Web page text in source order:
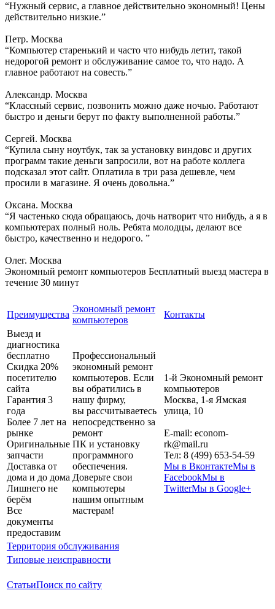
“Нужный сервис, а главное действительно экономный! Цены
действительно низкие.”
Петр. Москва
“Компьютер старенький и часто что нибудь летит, такой
недорогой ремонт и обслуживание самое то, что надо. А
главное работают на совесть.”
Александр. Москва
“Классный сервис, позвонить можно даже ночью. Работают
быстро и деньги берут по факту выполненной работы.”
Сергей. Москва
“Купила сыну ноутбук, так за установку виндовс и других
программ такие деньги запросили, вот на работе коллега
подсказал этот сайт. Оплатила в три раза дешевле, чем
просили в магазине. Я очень довольна.”
Оксана. Москва
“Я частенько сюда обращаюсь, дочь натворит что нибудь, а я в
компьютерах полный ноль. Ребята молодцы, делают все
быстро, качественно и недорого. ”
Олег. Москва
Экономный ремонт компьютеров Бесплатный выезд мастера в
течение 30 минут
Преимущества
Экономный ремонт
компьютеров
Контакты
Выезд и
диагностика
бесплатно
Скидка 20%
посетителю
сайта
Гарантия 3
года
Более 7 лет на
рынке
Оригинальные
запчасти
Доставка от
дома и до дома
Лишнего не
берём
Все
документы
предоставим
Профессиональный
экономный ремонт
компьютеров. Если
вы обратились в
нашу фирму,
вы рассчитываетесь
непосредственно за
ремонт
ПК и установку
программного
обеспечения.
Доверьте свои
компьютеры
нашим опытным
мастерам!
1-й Экономный ремонт
компьютеров
Москва, 1-я Ямская
улица, 10
E-mail: econom-
rk@mail.ru
Тел: 8 (499) 653-54-59
Мы в ВконтактеМы в
FacebookМы в
TwitterМы в Google+
Территория обслуживания
Типовые неисправности
СтатьиПоиск по сайту